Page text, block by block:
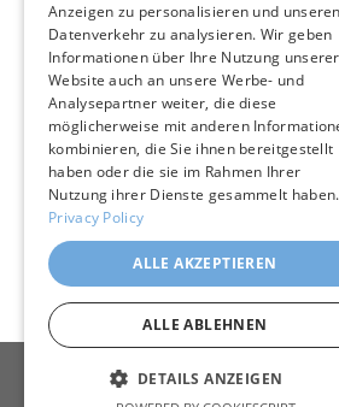
Hat Ihnen'Kurven Und
PastelBrush inspirieren.
WEITERE
Reinheit
109,00 €
Kontakt
Lieferbedingungen|Rückgaberecht
Anzeigen zu personalisieren und unseren
Datenverkehr zu analysieren. Wir geben
Informationen über Ihre Nutzung unserer
Website auch an unsere Werbe- und
Analysepartner weiter, die diese
möglicherweise mit anderen
kombinieren, die Sie ihnen bereitgestellt
haben oder die sie im Rahmen Ihrer
Nutzung ihrer Dienste gesammelt haben.
Privacy Policy
ALLE AKZEPTIEREN
ALLE ABLEHNEN
DETAILS ANZEIGEN